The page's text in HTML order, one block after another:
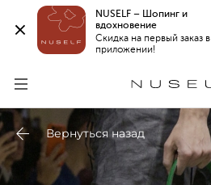
NUSELF – Шопинг и
вдохновение
Скидка на первый заказ в
приложении!
Вернуться назад